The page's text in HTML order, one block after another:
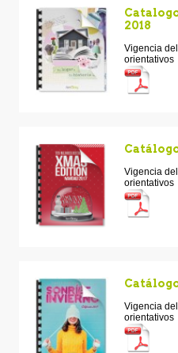
2018
Vigencia
orientativos
Vigencia
orientativos
Vigencia
orientativos